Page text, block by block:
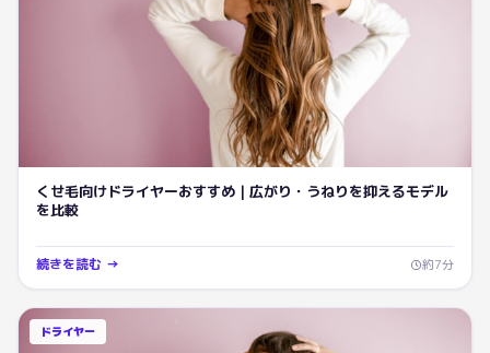
くせ毛向けドライヤーおすすめ｜広がり・うねりを抑えるモデル
を比較
続きを読む → 約7分
ドライヤー